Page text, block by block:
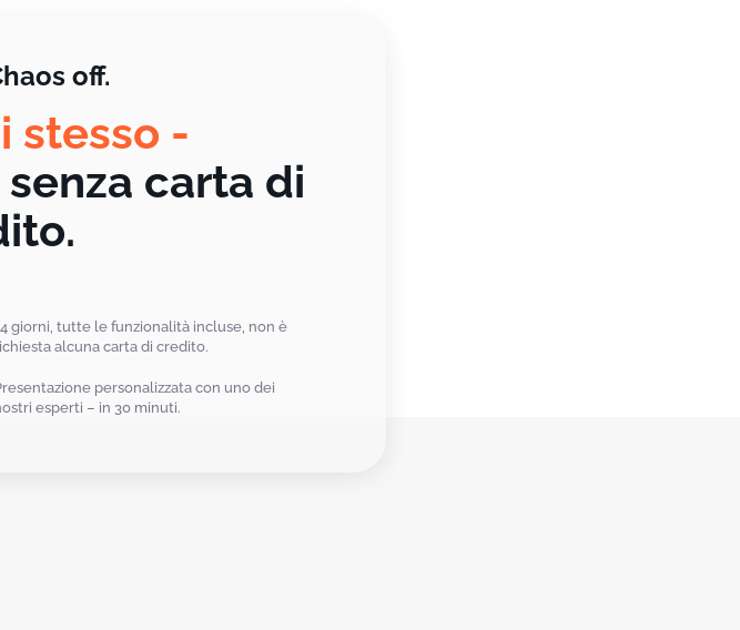
off.
stesso -
carta di
giorni, tutte le funzionalità incluse, non è
alcuna carta di credito.
personalizzata con uno dei
esperti – in 30 minuti.